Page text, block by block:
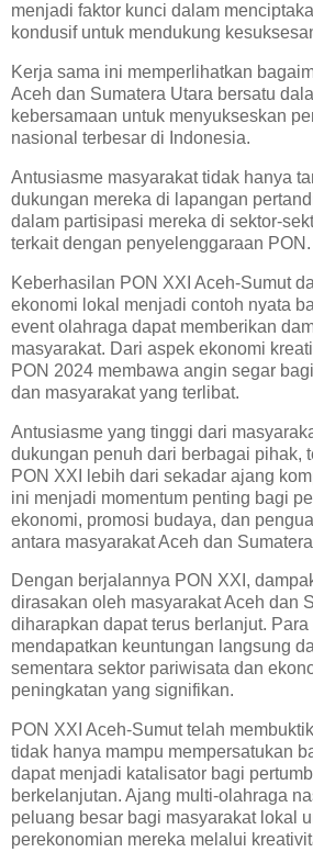
menjadi faktor kunci dalam
kondusif untuk mendukung
Kerja sama ini memperlihatkan
Aceh dan Sumatera Utara bersatu
kebersamaan untuk menyukseskan
nasional terbesar di Indonesia.
Antusiasme masyarakat tidak hanya
dukungan mereka di lapangan
dalam partisipasi mereka di sektor-
terkait dengan penyelenggaraan PON.
Keberhasilan PON XXI Aceh-Sumut
ekonomi lokal menjadi contoh nyata
event olahraga dapat memberikan
masyarakat. Dari aspek ekonomi
PON 2024 membawa angin segar
dan masyarakat yang terlibat.
Antusiasme yang tinggi dari
dukungan penuh dari berbagai pihak,
PON XXI lebih dari sekadar ajang
ini menjadi momentum penting bagi
ekonomi, promosi budaya, dan
antara masyarakat Aceh dan
Dengan berjalannya PON XXI,
dirasakan oleh masyarakat Aceh dan
diharapkan dapat terus berlanjut. Para
mendapatkan keuntungan langsung
sementara sektor pariwisata dan
peningkatan yang signifikan.
PON XXI Aceh-Sumut telah
tidak hanya mampu mempersatukan
dapat menjadi katalisator bagi
berkelanjutan. Ajang multi-olahraga
peluang besar bagi masyarakat lokal
perekonomian mereka melalui